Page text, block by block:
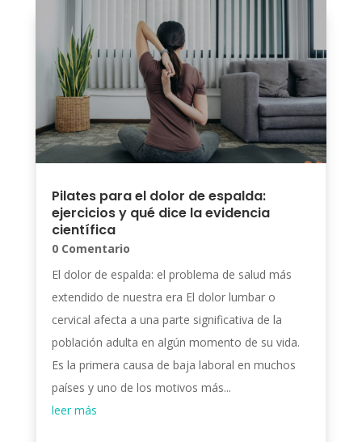
Pilates para el dolor de espalda:
ejercicios y qué dice la evidencia
científica
0 Comentario
El dolor de espalda: el problema de salud más
extendido de nuestra era El dolor lumbar o
cervical afecta a una parte significativa de la
población adulta en algún momento de su vida.
Es la primera causa de baja laboral en muchos
países y uno de los motivos más...
leer más